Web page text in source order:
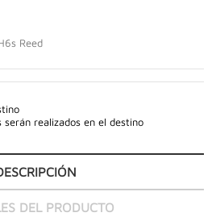
Reed
serán realizados en el destino
DEL PRODUCTO